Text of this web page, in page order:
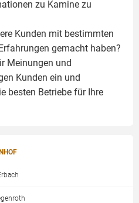
zu Kamine zu
Kunden mit bestimmten
gemacht haben?
Meinungen und
Kunden ein und
besten Betriebe für Ihre